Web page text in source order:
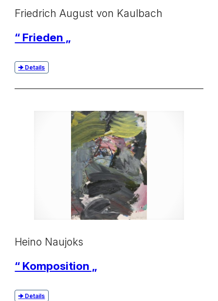
Friedrich August von Kaulbach
“ Frieden „
Details
Heino Naujoks
“ Komposition „
Details